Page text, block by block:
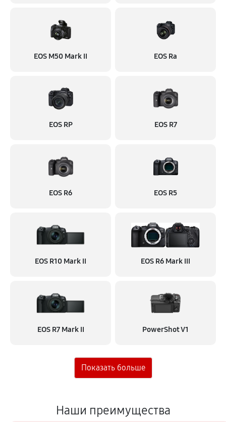
EOS M50 Mark II EOS Ra
EOS RP EOS R7
EOS R6 EOS R5
EOS R10 Mark II EOS R6 Mark III
EOS R7 Mark II PowerShot V1
Наши преимущества